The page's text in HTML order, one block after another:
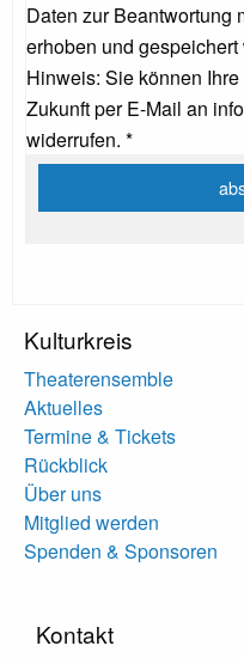
Daten zur Beantwortung
erhoben und gespeichert
Hinweis: Sie können
Zukunft per E-Mail an
widerrufen. *
Kulturkreis
Theaterensemble
Aktuelles
Termine & Tickets
Rückblick
Über uns
Mitglied werden
Spenden & Sponsoren
Kontakt